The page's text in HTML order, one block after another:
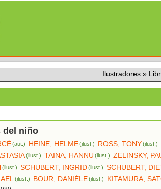
Ilustradores »
del niño
(aut.) HEINE, HELME(ilust.) ROSS, TONY (ilust.)
(ilust.) TAINA, HANNU (ilust.) ZELINSKY,
(ilust.) SCHUBERT, INGRID(ilust.) SCHUBERT,
(ilust.) BOUR, DANIÈLE(ilust.) KITAMURA,